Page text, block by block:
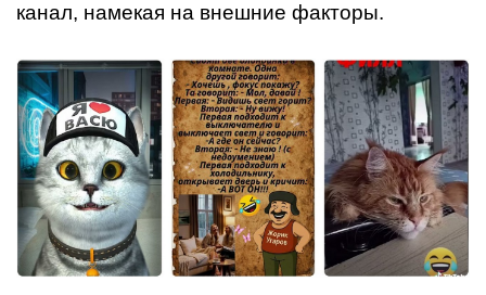
канал, намекая на внешние факторы.